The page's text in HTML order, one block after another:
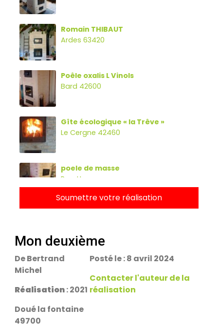
Romain THIBAUT
Ardes 63420
Poêle oxalis L Vinols
Bard 42600
Gîte écologique « la Trêve »
Le Cergne 42460
poele de masse
Parette
Rans 39700
PDM Yoloxalis
Oxalibre L
Soumettre votre réalisation
Mon deuxième
De Bertrand
Michel
Réalisation: 2021
Doué la fontaine
49700
Posté le : 8 avril 2024
Contacter l'auteur de la
réalisation